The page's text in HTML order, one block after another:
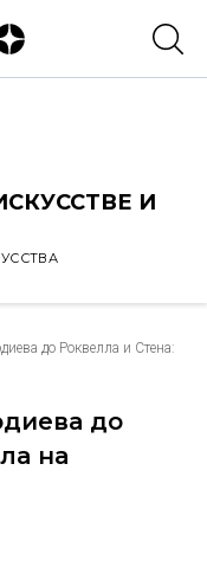
И
до Роквелла и Стена:
до
на